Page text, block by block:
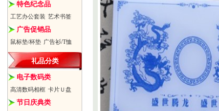
特色纪念品
工艺办公套装 艺术书签
广告促销品
鼠标垫/杯垫 广告衫/T恤
礼品分类
电子数码类
高清数码相框 卡片Ｕ盘
节日庆典类